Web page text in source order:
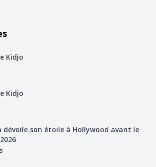
Kidjo
Kidjo
dévoile son étoile à Hollywood avant le